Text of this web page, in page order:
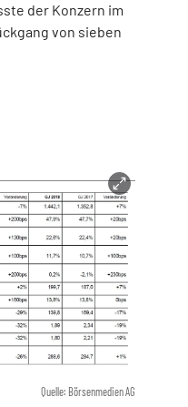
der Konzern im
von sieben
Quelle: Börsenmedien AG